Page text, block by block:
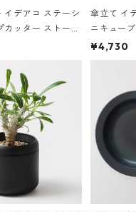
イデアコ ステーシ
カッター ストーン
調 ideaco Station
傘立て イ
ニキュー
石調
E ストー
¥4,730